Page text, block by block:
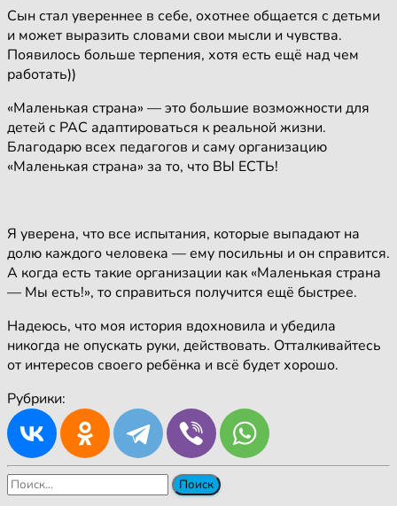
Сын стал увереннее в себе, охотнее общается с детьми
и может выразить словами свои мысли и чувства.
Появилось больше терпения, хотя есть ещё над чем
работать))
«Маленькая страна» — это большие возможности для
детей с РАС адаптироваться к реальной жизни.
Благодарю всех педагогов и саму организацию
«Маленькая страна» за то, что ВЫ ЕСТЬ!
Я уверена, что все испытания, которые выпадают на
долю каждого человека — ему посильны и он справится.
А когда есть такие организации как «Маленькая страна
— Мы есть!», то справиться получится ещё быстрее.
Надеюсь, что моя история вдохновила и убедила
никогда не опускать руки, действовать. Отталкивайтесь
от интересов своего ребёнка и всё будет хорошо.
Рубрики:
Найти: